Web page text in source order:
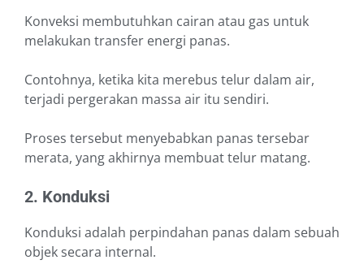
Konveksi membutuhkan cairan atau gas untuk
melakukan transfer energi panas.
Contohnya, ketika kita merebus telur dalam air,
terjadi pergerakan massa air itu sendiri.
Proses tersebut menyebabkan panas tersebar
merata, yang akhirnya membuat telur matang.
2. Konduksi
Konduksi adalah perpindahan panas dalam sebuah
objek secara internal.